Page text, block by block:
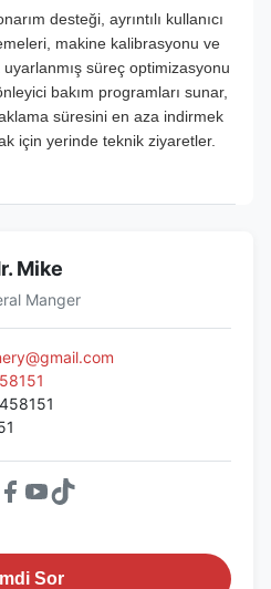
desteği, ayrıntılı kullanıcı
makine kalibrasyonu ve
süreç optimizasyonu
bakım programları sunar,
süresini en aza indirmek
için yerinde teknik ziyaretler.
Mike
Manger
Sor